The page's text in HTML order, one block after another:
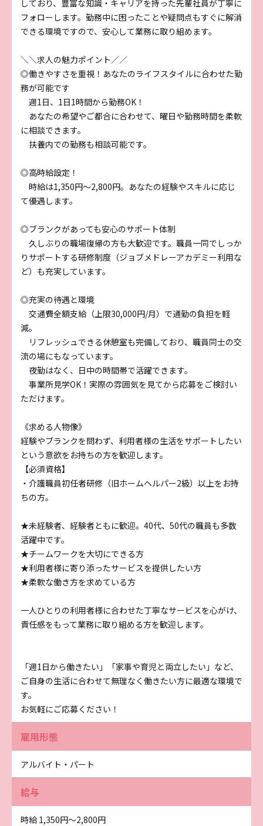
しており、豊富な知識・キャリアを持った先輩社員が丁寧に
フォローします。勤務中に困ったことや疑問点もすぐに解消
できる環境ですので、安心して業務に取り組めます。
＼＼求人の魅力ポイント／／
◎働きやすさを重視！あなたのライフスタイルに合わせた勤
務が可能です
週1日、1日1時間から勤務OK！
あなたの希望やご都合に合わせて、曜日や勤務時間を柔軟
に相談できます。
扶養内での勤務も相談可能です。
◎高時給設定！
時給は1,350円〜2,800円。あなたの経験やスキルに応じ
て優遇します。
◎ブランクがあっても安心のサポート体制
久しぶりの職場復帰の方も大歓迎です。職員一同でしっか
りサポートする研修制度（ジョブメドレーアカデミー利用な
ど）も充実しています。
◎充実の待遇と環境
交通費全額支給（上限30,000円/月）で通勤の負担を軽
減。
リフレッシュできる休憩室も完備しており、職員同士の交
流の場にもなっています。
夜勤はなく、日中の時間帯で活躍できます。
事業所見学OK！実際の雰囲気を見てから応募をご検討い
ただけます。
《求める人物像》
経験やブランクを問わず、利用者様の生活をサポートしたい
という意欲をお持ちの方を歓迎します。
【必須資格】
・介護職員初任者研修（旧ホームヘルパー2級）以上をお持
ちの方。
★未経験者、経験者ともに歓迎。40代、50代の職員も多数
活躍中です。
★チームワークを大切にできる方
★利用者様に寄り添ったサービスを提供したい方
★柔軟な働き方を求めている方
一人ひとりの利用者様に合わせた丁寧なサービスを心がけ、
責任感をもって業務に取り組める方を歓迎します。
「週1日から働きたい」「家事や育児と両立したい」など、
ご自身の生活に合わせて無理なく働きたい方に最適な環境で
す。
お気軽にご応募ください！
雇用形態
アルバイト・パート
給与
時給 1,350円〜2,800円